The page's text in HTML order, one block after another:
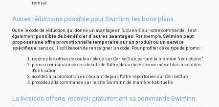
remisé
Autres réductions possible pour Swiminn, les bons plans
Outre le code de réduction, qui donne un avantage en % ou en € sur votre commande, il est
également possible de bénéficier d'autres avantages. Par exemple, Swiminn peut
proposer une offre promotionnelle temporaire sur un produit ou un service
spécifique, sans qu'il soit besoin de renseigner un code. Pour profiter de ce type de promo :
repérez les offres de couleur bleue sur CeriseClub, portant la mention "réductions"
prenez connaissance des détails de l'offre, des articles concernés et des modalités
d'utilisation
accédez à la promotion en cliquant depuis l'offre répertoriée sur CeriseClub
procédez à la commande sur le site Swiminn de manière habituelle
La livraison offerte, recevoir gratuitement sa commande Swiminn